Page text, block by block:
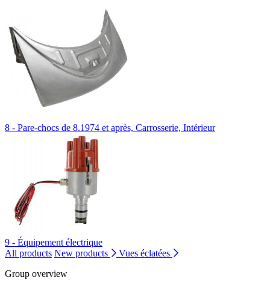
8 - Pare-chocs de 8.1974 et après, Carrosserie, Intérieur
9 - Équipement électrique
All products New products
Vues éclatées
Group overview